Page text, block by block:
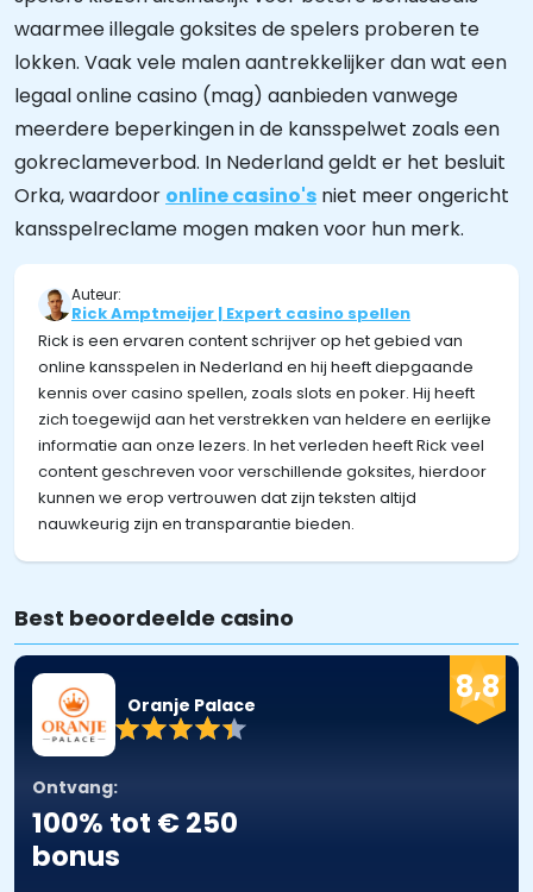
waarmee illegale goksites de spelers proberen te
lokken. Vaak vele malen aantrekkelijker dan wat een
legaal online casino (mag) aanbieden vanwege
meerdere beperkingen in de kansspelwet zoals een
gokreclameverbod. In Nederland geldt er het besluit
Orka, waardoor online casino's niet meer ongericht
kansspelreclame mogen maken voor hun merk.
Auteur:
Rick Amptmeijer | Expert casino spellen
Rick is een ervaren content schrijver op het gebied van
online kansspelen in Nederland en hij heeft diepgaande
kennis over casino spellen, zoals slots en poker. Hij heeft
zich toegewijd aan het verstrekken van heldere en eerlijke
informatie aan onze lezers. In het verleden heeft Rick veel
content geschreven voor verschillende goksites, hierdoor
kunnen we erop vertrouwen dat zijn teksten altijd
nauwkeurig zijn en transparantie bieden.
Best beoordeelde casino
8,8
Oranje Palace
Ontvang:
100% tot € 250
bonus